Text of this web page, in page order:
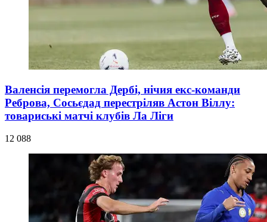
Валенсія перемогла Дербі, нічия екс-команди
Реброва, Сосьєдад перестріляв Астон Віллу:
товариські матчі клубів Ла Ліги
12 088